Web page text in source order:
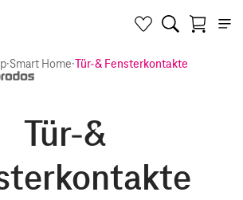
·Smart Home·Tür-& Fensterkontakte
Tür-&